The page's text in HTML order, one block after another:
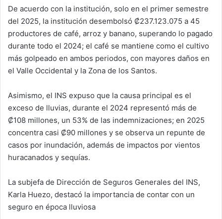
De acuerdo con la institución, solo en el primer semestre
del 2025, la institución desembolsó ₡237.123.075 a 45
productores de café, arroz y banano, superando lo pagado
durante todo el 2024; el café se mantiene como el cultivo
más golpeado en ambos periodos, con mayores daños en
el Valle Occidental y la Zona de los Santos.
Asimismo, el INS expuso que la causa principal es el
exceso de lluvias, durante el 2024 representó más de
₡108 millones, un 53% de las indemnizaciones; en 2025
concentra casi ₡90 millones y se observa un repunte de
casos por inundación, además de impactos por vientos
huracanados y sequías.
La subjefa de Dirección de Seguros Generales del INS,
Karla Huezo, destacó la importancia de contar con un
seguro en época lluviosa